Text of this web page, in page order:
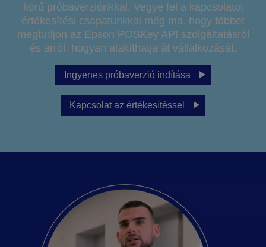
körű próbaverziónkkal. Vegye fel a kapcsolatot
értékesítési csapatunkkal még ma, hogy többet
megtudjon az Epson POSKey API szolgáltatásról
és arról, hogyan alakíthatja át vállalkozását.
Ingyenes próbaverzió indítása
Kapcsolat az értékesítéssel